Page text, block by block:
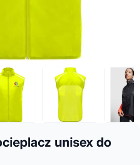
unisex do